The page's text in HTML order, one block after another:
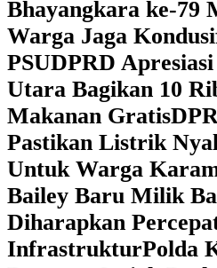
Bhayangkara ke-79
Warga Jaga
PSUDPRD
Utara Bagikan 10
Makanan Gratis
Pastikan Listrik
Untuk Warga
Bailey Baru Milik
Diharapkan
InfrastrukturPolda